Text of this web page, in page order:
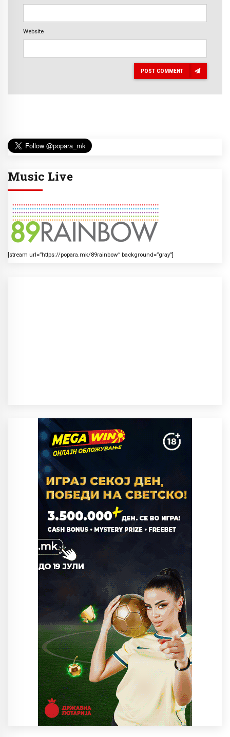
Website
POST COMMENT
Music Live
[stream url=”https://popara.mk/89rainbow” background=”gray”]